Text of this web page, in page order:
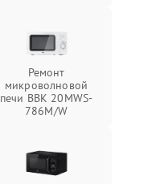
Ремонт
микроволновой
печи BBK 20MWS-
786M/W